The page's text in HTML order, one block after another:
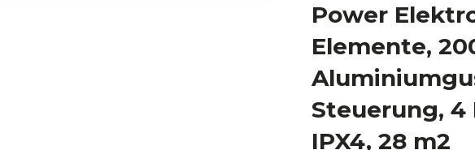
Power
Elemente,
Steuerung, 4
IPX4, 28 m2